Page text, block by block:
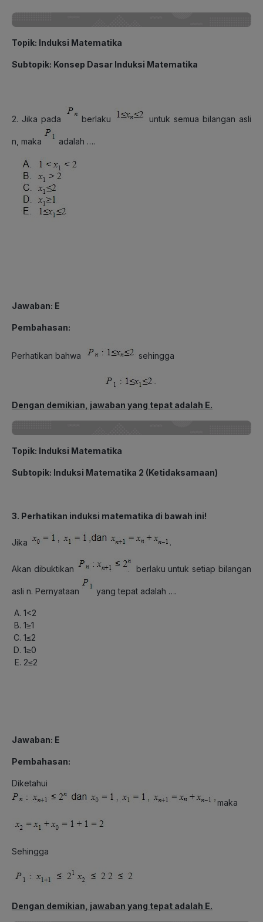
Topik: Induksi Matematika
Subtopik: Konsep Dasar Induksi Matematika
2. Jika pada berlaku untuk semua bilangan asli
n, maka adalah ….
Jawaban: E
Pembahasan:
Perhatikan bahwa sehingga
Dengan demikian, jawaban yang tepat adalah E.
Topik: Induksi Matematika
Subtopik: Induksi Matematika 2 (Ketidaksamaan)
3. Perhatikan induksi matematika di bawah ini!
Jika .
Akan dibuktikan berlaku untuk setiap bilangan
asli n. Pernyataan yang tepat adalah ….
1<2
1≥1
1≤2
1≥0
2≤2
Jawaban: E
Pembahasan:
Diketahui
maka
Sehingga
Dengan demikian, jawaban yang tepat adalah E.